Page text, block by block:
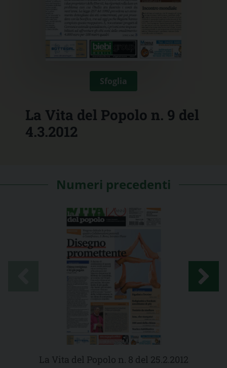
Sfoglia
La Vita del Popolo n. 9 del
4.3.2012
Numeri precedenti
La Vita del Popolo n. 8 del 25.2.2012